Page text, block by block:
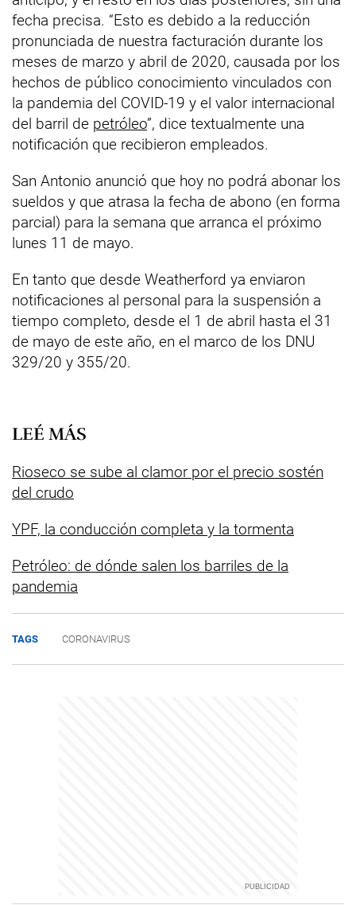
fecha precisa. “Esto es debido a la reducción
pronunciada de nuestra facturación durante los
meses de marzo y abril de 2020, causada por los
hechos de público conocimiento vinculados con
la pandemia del COVID-19 y el valor internacional
del barril de petróleo”, dice textualmente una
notificación que recibieron empleados.
San Antonio anunció que hoy no podrá abonar los
sueldos y que atrasa la fecha de abono (en forma
parcial) para la semana que arranca el próximo
lunes 11 de mayo.
En tanto que desde Weatherford ya enviaron
notificaciones al personal para la suspensión a
tiempo completo, desde el 1 de abril hasta el 31
de mayo de este año, en el marco de los DNU
329/20 y 355/20.
LEÉ MÁS
Rioseco se sube al clamor por el precio sostén
del crudo
YPF, la conducción completa y la tormenta
Petróleo: de dónde salen los barriles de la
pandemia
TAGS CORONAVIRUS